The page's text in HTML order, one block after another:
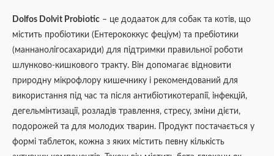
Dolfos Dolvit Probiotic – це додааток для собак та котів, що
містить пробіотики (Ентерококкус феціум) та пребіотики
(маннанолігосахариди) для підтримки правильної роботи
шлунково-кишкового тракту. Він допомагає відновити
природну мікрофлору кишечнику і рекомендований для
використання під час та після антибіотикотерапії, інфекцій,
дегельмінтизації, розладів травлення, стресу, зміни дієти,
подорожей та для молодих тварин. Продукт постачається у
формі таблеток, кожна з яких містить певну кількість